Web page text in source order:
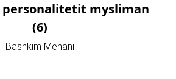
personalitetit mysliman
(6)
Bashkim Mehani